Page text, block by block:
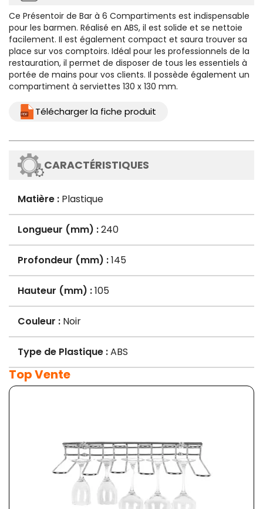
Ce Présentoir de Bar à 6 Compartiments est indispensable
pour les barmen. Réalisé en ABS, il est solide et se nettoie
facilement. Il est également compact et saura trouver sa
place sur vos comptoirs. Idéal pour les professionnels de la
restauration, il permet de disposer de tous les essentiels à
portée de mains pour vos clients. Il possède également un
compartiment à serviettes 130 x 130 mm.
Télécharger la fiche produit
CARACTÉRISTIQUES
Matière : Plastique
Longueur (mm) :240
Profondeur (mm) :145
Hauteur (mm) :105
Couleur : Noir
Type de Plastique :ABS
Top Vente